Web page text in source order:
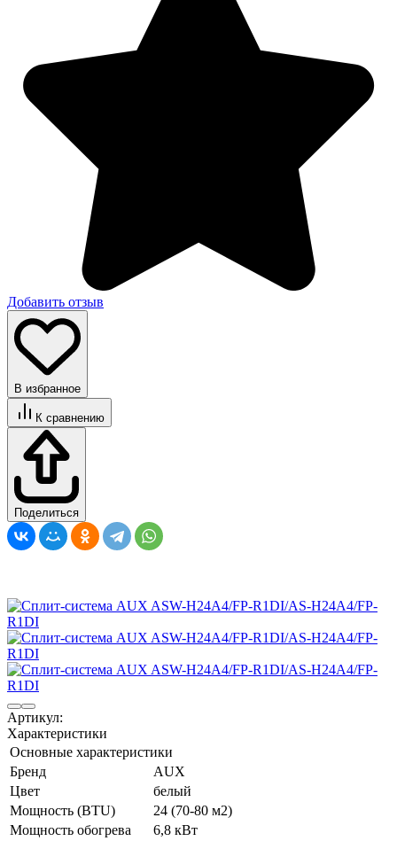
Добавить отзыв
В избранное
К сравнению
Поделиться
Артикул:
Характеристики
Основные характеристики
Бренд
AUX
Цвет
белый
Мощность (BTU)
24 (70-80 м2)
Мощность обогрева
6,8 кВт